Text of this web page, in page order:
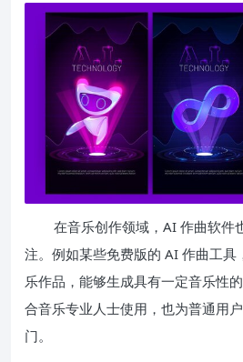
在音乐创作领域，AI 作曲软件
注。例如某些免费版的 AI 作曲工具
乐作品，能够生成具有一定音乐性
合音乐专业人士使用，也为普通用
门。